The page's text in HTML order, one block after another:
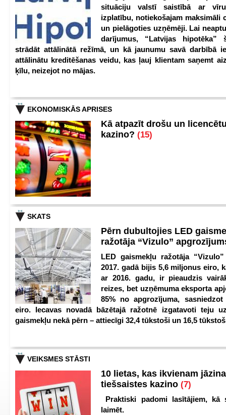
situāciju valstī saistībā ar
izplatību, notiekošajam maksimāli
un pielāgoties uzņēmēji. Lai
darījumus, “Latvijas hipotēka”
strādāt attālinātā režīmā, un kā jaunumu savā darbībā
attālinātu kreditēšanas veidu, kas ļauj klientam saņemt
ķīlu, neizejot no mājas.
EKONOMISKĀS APRISES
Kā atpazīt drošu un
kazino? (15)
SKATS
Pērn dubultojies LED
ražotāja “Vizulo”
LED gaismekļu ražotāja
2017. gadā bijis 5,6 miljonus eiro,
ar 2016. gadu, ir pieaudzis
reizes, bet uzņēmuma eksporta
85% no apgrozījuma,
eiro. Iecavas novadā bāzētajā ražotnē izgatavoti teju
gaismekļu nekā pērn – attiecīgi 32,4 tūkstoši un 16,5
VEIKSMES STĀSTI
10 lietas, kas ikvienam
tiešsaistes kazino (7)
Praktiski padomi lasītājiem, kā
laimēt.